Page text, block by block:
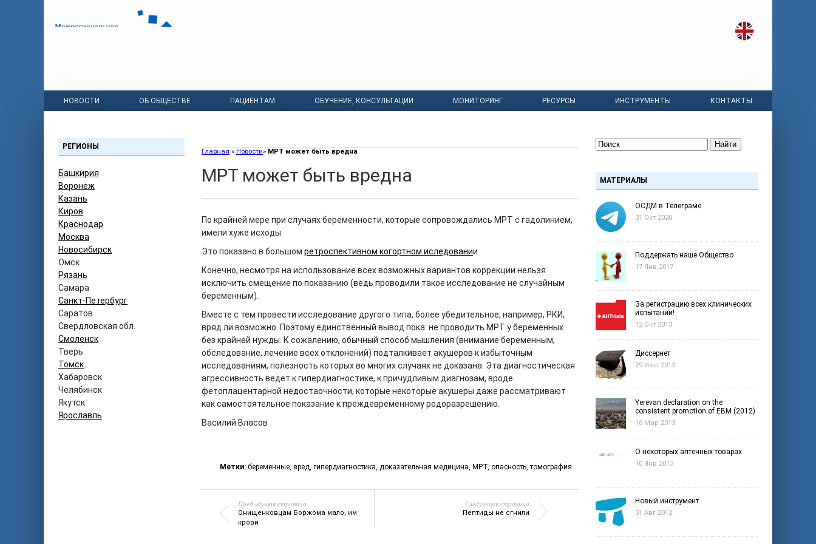
НОВОСТИ ОБ ОБЩЕСТВЕ ПАЦИЕНТАМ ОБУЧЕНИЕ, КОНСУЛЬТАЦИИ МОНИТОРИНГ РЕСУРСЫ ИНСТРУМЕНТЫ КОНТАКТЫ
РЕГИОНЫ
Башкирия
Воронеж
Казань
Киров
Краснодар
Москва
Новосибирск
Омск
Рязань
Самара
Санкт-Петербург
Саратов
Свердловская обл.
Смоленск
Тверь
Томск
Хабаровск
Челябинск
Якутск
Ярославль
Главная » Новости» МРТ может быть вредна
МРТ может быть вредна
По крайней мере при случаях беременности, которые сопровождались МРТ с гадолинием,
имели хуже исходы
Это показано в большом ретроспективном когортном иследовании.
Конечно, несмотря на использование всех возможных вариантов коррекции нельзя
исключить смещение по показанию (ведь проводили такое исследование не случайным
беременным).
Вместе с тем провести исследование другого типа, более убедительное, например, РКИ,
вряд ли возможно. Поэтому единственный вывод пока: не проводить МРТ у беременных
без крайней нужды. К сожалению, обычный способ мышления (внимание беременным,
обследование, лечение всех отклонений) подталкивает акушеров к избыточным
исследованиям, полезность которых во многих случаях не доказана. Эта диагностическая
агрессивность ведет к гипердиагностике, к причудливым диагнозам, вроде
фетоплацентарной недостаочности, которые некоторые акушеры даже рассматривают
как самостоятельное показание к преждевременному родоразрешению.
Василий Власов
Метки: беременные, вред, гипердиагностика, доказательная медицина, МРТ, опасность,томография
Предыдущая страница
Онищенковцам Боржома мало, им
крови
Следующая страница
Пептиды не сгнили
Найти
МАТЕРИАЛЫ
ОСДМ в Телеграме
31 Окт 2020
Поддержать наше Общество
17 Янв 2017
За регистрацию всех клинических
испытаний!
12 Окт 2013
Диссернет
29 Июл 2013
Yerevan declaration on the
consistent promotion of EBM (2012)
16 Мар 2013
О некоторых аптечных товарах
10 Янв 2013
Новый инструмент
31 Авг 2012